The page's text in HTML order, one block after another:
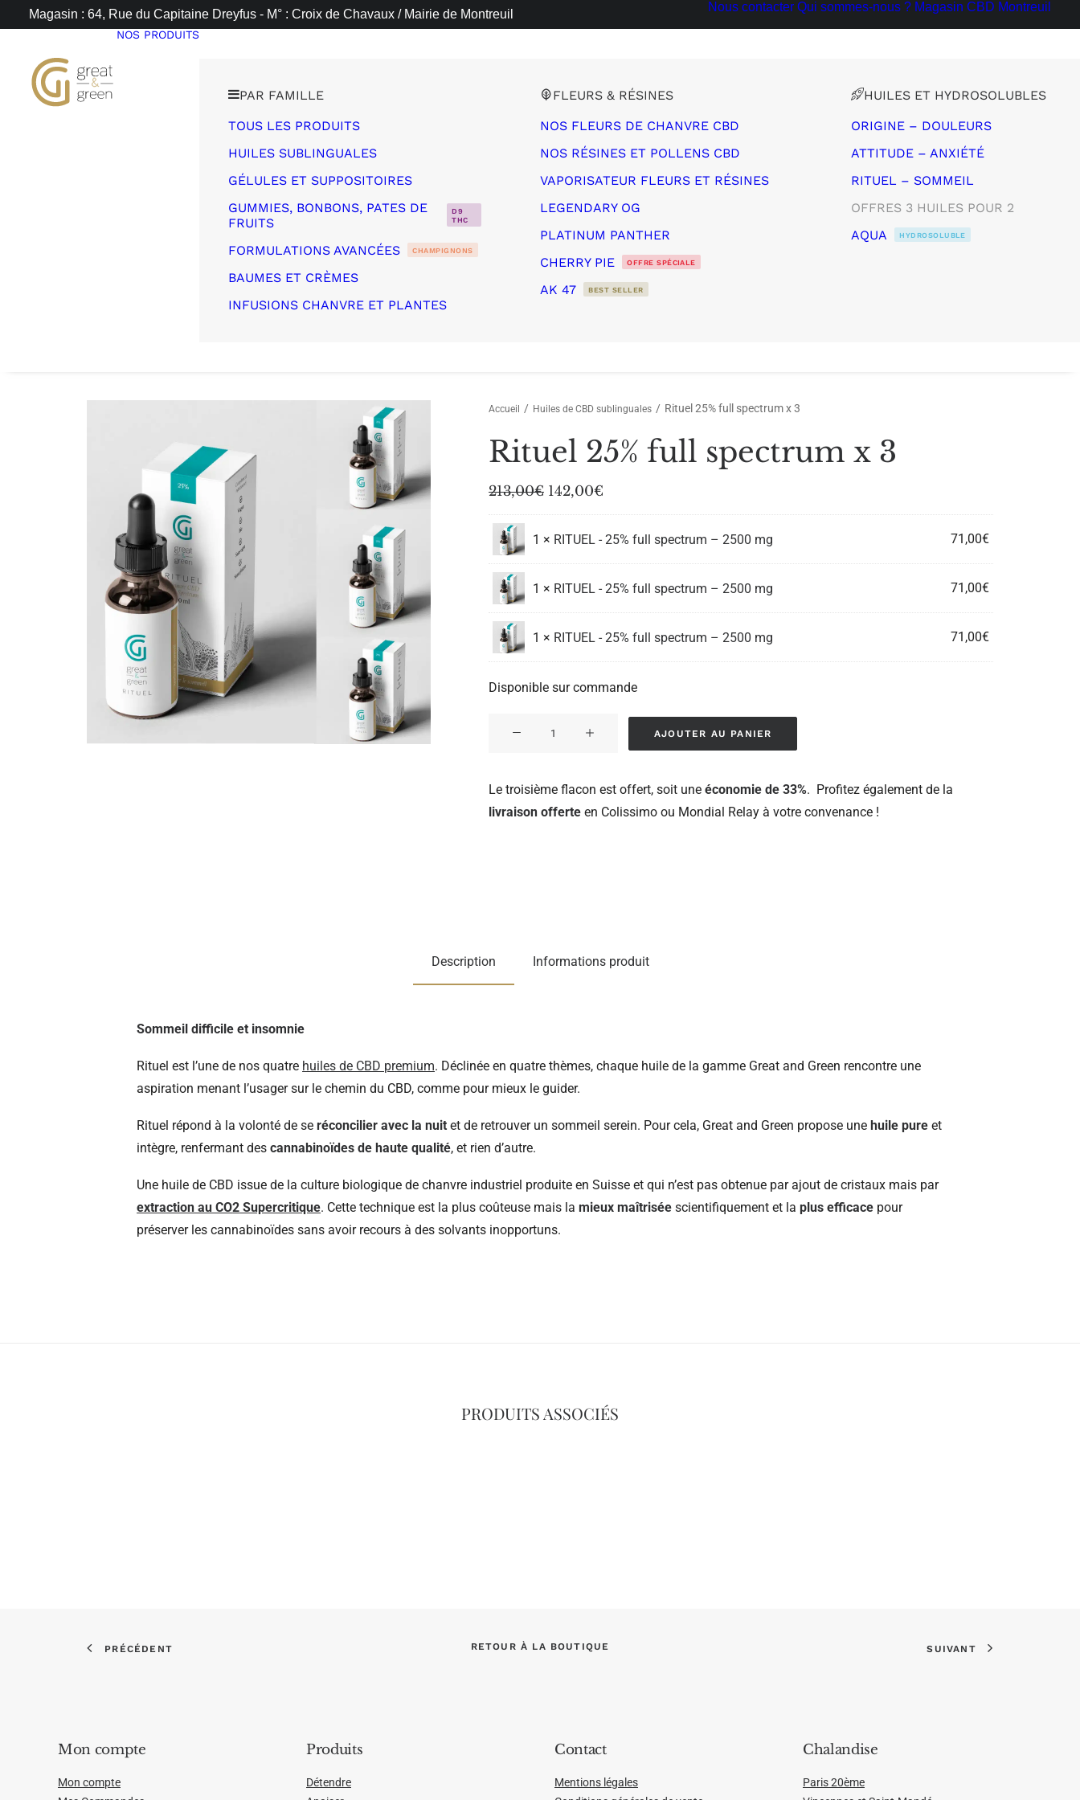
Magasin : 64, Rue du Capitaine Dreyfus - M° : Croix de Chavaux / Mairie de Montreuil
Nous contacter Qui sommes-nous ? Magasin CBD Montreuil
NOS PRODUITS
PAR FAMILLE
TOUS LES PRODUITS
HUILES SUBLINGUALES
GÉLULES ET SUPPOSITOIRES
GUMMIES, BONBONS, PATES DE
FRUITS
D9
THC
FORMULATIONS AVANCÉES CHAMPIGNONS
BAUMES ET CRÈMES
INFUSIONS CHANVRE ET PLANTES
FLEURS & RÉSINES
NOS FLEURS DE CHANVRE CBD
NOS RÉSINES ET POLLENS CBD
VAPORISATEUR FLEURS ET RÉSINES
LEGENDARY OG
PLATINUM PANTHER
CHERRY PIE
OFFRE SPÉCIALE
AK 47 BEST SELLER
HUILES ET HYDROSOLUBLES
ORIGINE – DOULEURS
ATTITUDE – ANXIÉTÉ
RITUEL – SOMMEIL
OFFRES 3 HUILES POUR 2
AQUA
HYDROSOLUBLE
Accueil Huiles de CBD sublinguales Rituel 25% full spectrum x 3
Rituel 25% full spectrum x 3
213,00€ Le
était :
142,00€
est :
1 × RITUEL - 25% full spectrum – 2500 mg 71,00€
1 × RITUEL - 25% full spectrum – 2500 mg 71,00€
1 × RITUEL - 25% full spectrum – 2500 mg 71,00€
Disponible sur commande
25%
full
AJOUTER AU PANIER
Le troisième flacon est offert, soit une économie de 33%. Profitez également de la
livraison offerte en Colissimo ou Mondial Relay à votre convenance !
Description Informations produit
Sommeil difficile et insomnie
Rituel est l’une de nos quatre huiles de CBD premium. Déclinée en quatre thèmes, chaque huile de la gamme Great and Green rencontre une
aspiration menant l’usager sur le chemin du CBD, comme pour mieux le guider.
Rituel répond à la volonté de seréconcilier avec la nuit et de retrouver un sommeil serein. Pour cela, Great and Green propose unehuile pure et
intègre, renfermant descannabinoïdes de haute qualité, et rien d’autre.
Une huile de CBD issue de la culture biologique de chanvre industriel produite en Suisse et qui n’est pas obtenue par ajout de cristaux mais par
extraction au CO2 Supercritique. Cette technique est la plus coûteuse mais lamieux maîtrisée scientifiquement et laplus efficace pour
préserver les cannabinoïdes sans avoir recours à des solvants inopportuns.
PRODUITS ASSOCIÉS
PRÉCÉDENT RETOUR À LA BOUTIQUE SUIVANT
Mon compte
Mon compte
Produits
Détendre
Contact
Mentions légales
Chalandise
Paris 20ème